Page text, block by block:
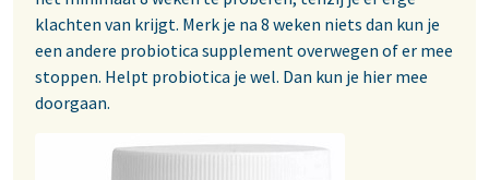
klachten van krijgt. Merk je na 8 weken niets dan kun je
een andere probiotica supplement overwegen of er mee
stoppen. Helpt probiotica je wel. Dan kun je hier mee
doorgaan.